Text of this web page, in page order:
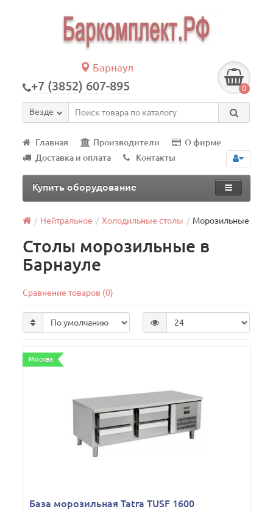
Барнаул
+7 (3852) 607-895 0
Везде
Главная Производители
О фирме
Доставка и оплата
Контакты
Купить оборудование
Нейтральное Холодильные столы Морозильные
Столы морозильные в
Барнауле
Сравнение товаров (0)
Москва
База морозильная Tatra TUSF 1600